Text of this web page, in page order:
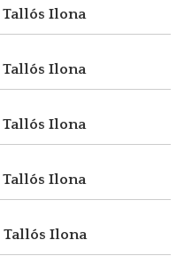
Tallós Ilona
Tallós Ilona
Tallós Ilona
Tallós Ilona
Tallós Ilona